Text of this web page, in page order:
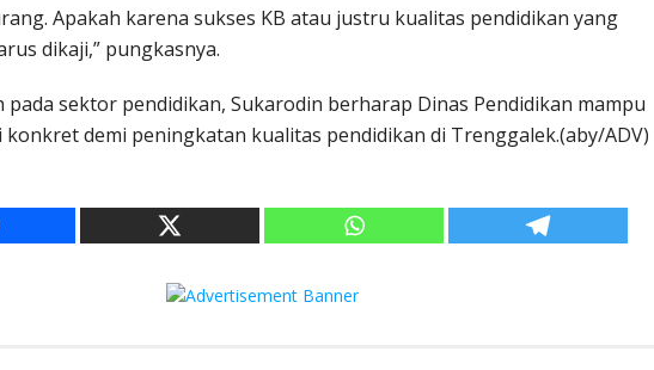
Apakah karena sukses KB atau justru kualitas pendidikan yang
dikaji,” pungkasnya.
sektor pendidikan, Sukarodin berharap Dinas Pendidikan mampu
demi peningkatan kualitas pendidikan di Trenggalek.(aby/ADV)